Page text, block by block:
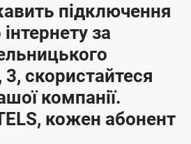
підключення
за
3, скористайтеся
компанії.
кожен абонент